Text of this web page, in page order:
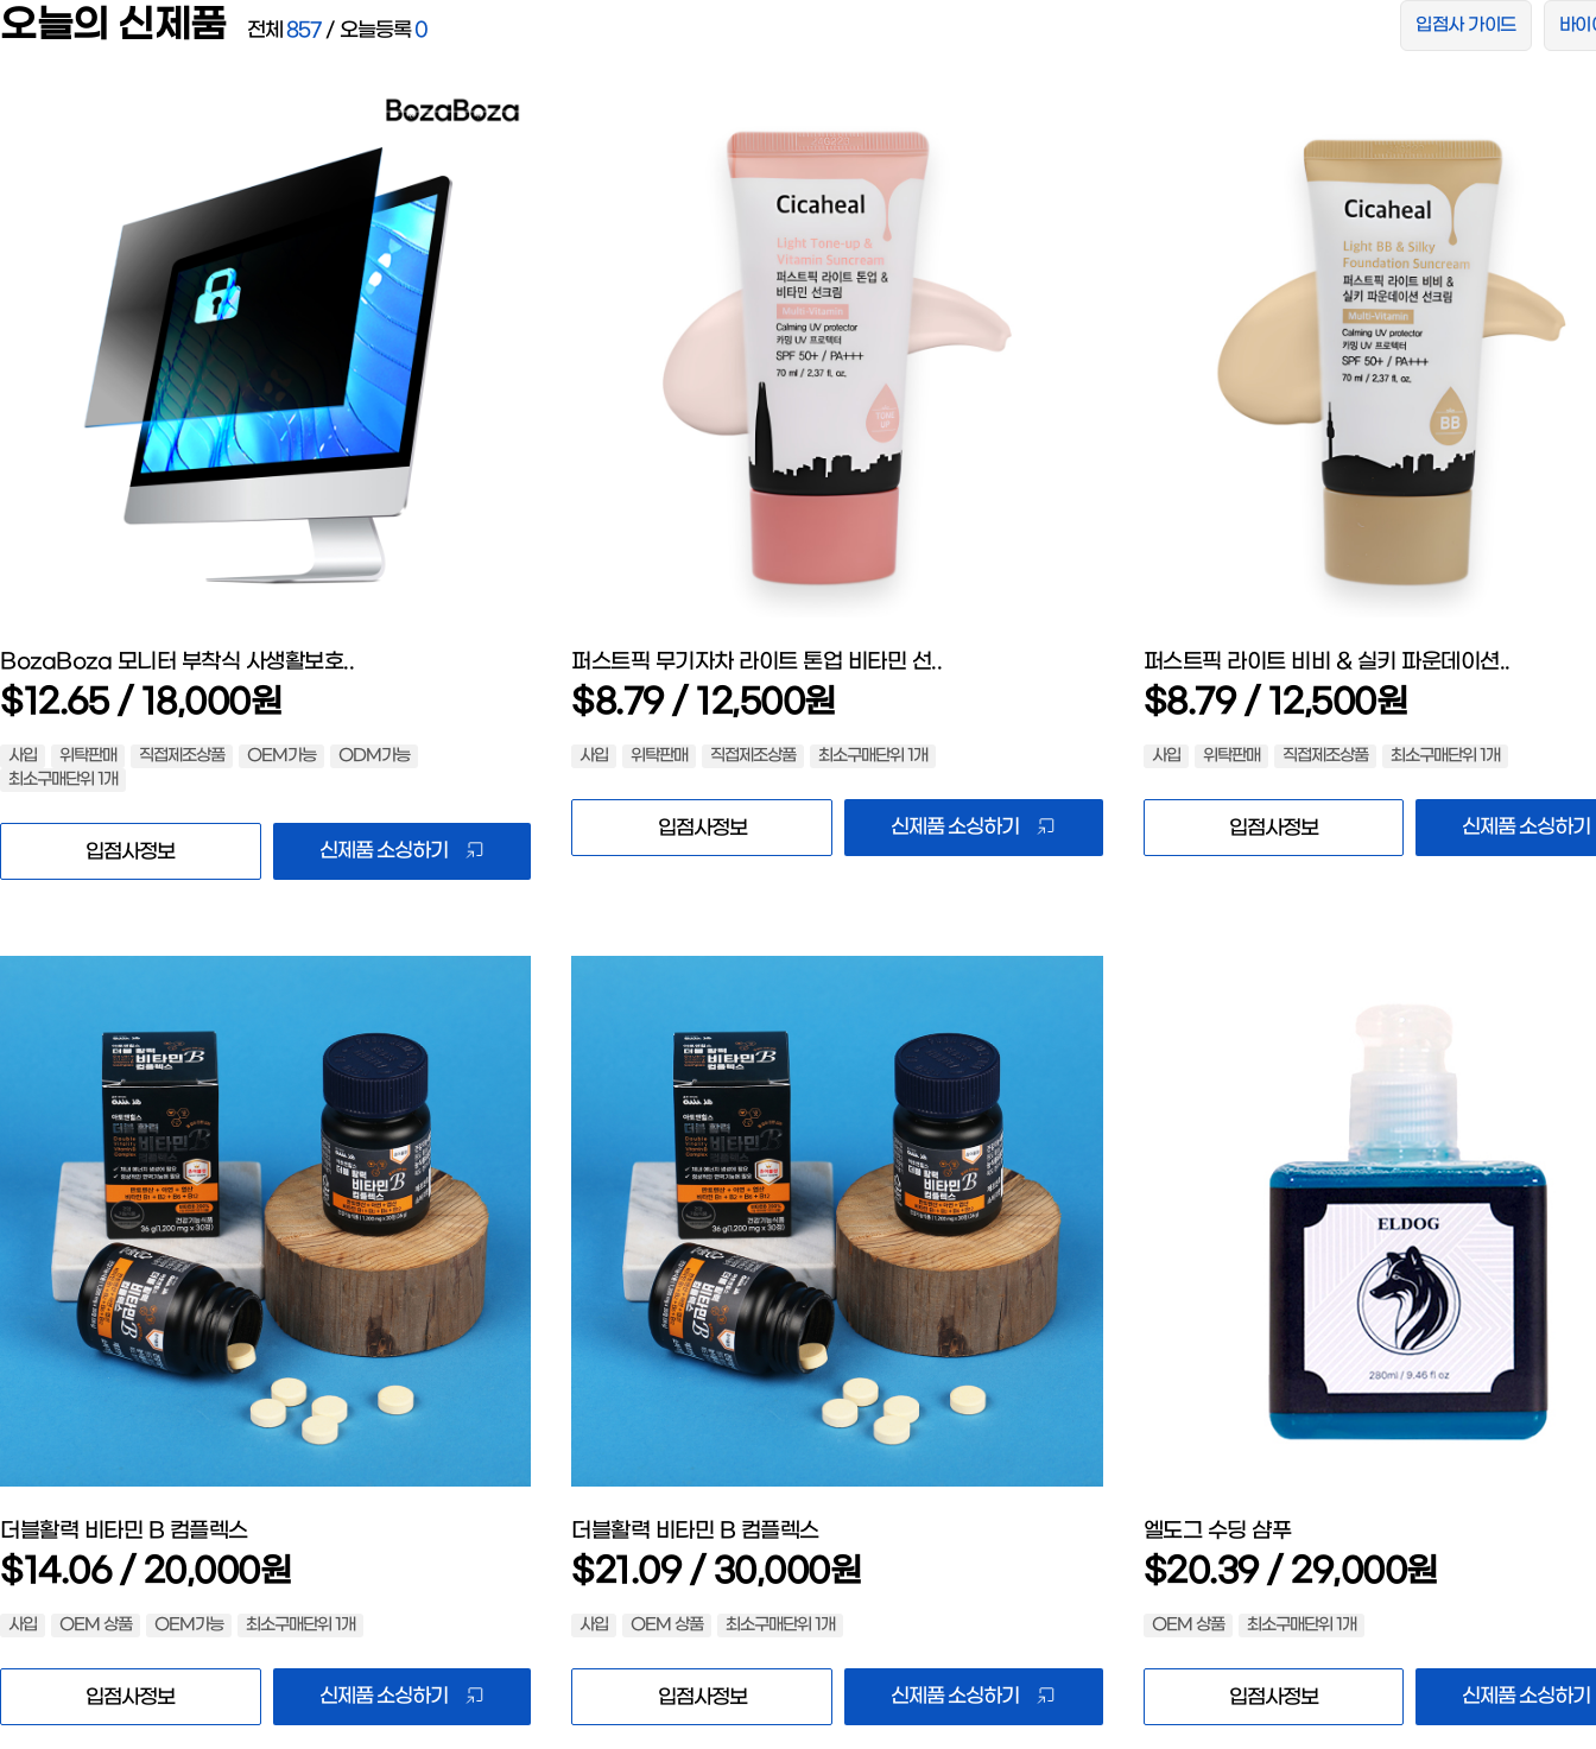
오늘의 신제품 전체 857/ 오늘등록0 입점사 가이드 바이
BozaBoza 모니터 부착식 사생활보호..
$12.65 / 18,000원
사입 위탁판매 직접제조상품 OEM가능
ODM가능
최소구매단위 1개
입점사정보 신제품 소싱하기
퍼스트픽 무기자차 라이트 톤업 비타민 선..
$8.79 / 12,500원
사입 위탁판매 직접제조상품 최소구매단위 1개
입점사정보 신제품 소싱하기
퍼스트픽 라이트 비비 & 실키 파운데이션..
$8.79 / 12,500원
사입 위탁판매 직접제조상품 최소구매단위 1개
입점사정보 신제품 소싱하기
더블활력 비타민 B 컴플렉스
$14.06 / 20,000원
사입 OEM 상품 OEM가능 최소구매단위 1개
입점사정보 신제품 소싱하기
더블활력 비타민 B 컴플렉스
$21.09 / 30,000원
사입 OEM 상품 최소구매단위 1개
입점사정보 신제품 소싱하기
엘도그 수딩 샴푸
$20.39 / 29,000원
OEM 상품 최소구매단위 1개
입점사정보 신제품 소싱하기